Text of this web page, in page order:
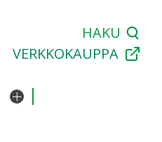
HAKU
VERKKOKAUPPA
Avaa/sulje alavalikko